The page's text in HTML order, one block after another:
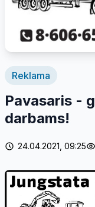
Reklama
Pavasaris -
darbams!
24.04.2021, 09:25